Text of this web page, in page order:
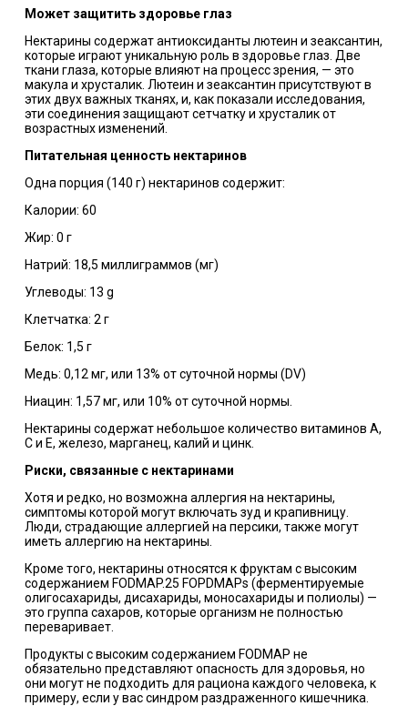
Может защитить здоровье глаз
Нектарины содержат антиоксиданты лютеин и зеаксантин,
которые играют уникальную роль в здоровье глаз. Две
ткани глаза, которые влияют на процесс зрения, — это
макула и хрусталик. Лютеин и зеаксантин присутствуют в
этих двух важных тканях, и, как показали исследования,
эти соединения защищают сетчатку и хрусталик от
возрастных изменений.
Питательная ценность нектаринов
Одна порция (140 г) нектаринов содержит:
Калории: 60
Жир: 0 г
Натрий: 18,5 миллиграммов (мг)
Углеводы: 13 g
Клетчатка: 2 г
Белок: 1,5 г
Медь: 0,12 мг, или 13% от суточной нормы (DV)
Ниацин: 1,57 мг, или 10% от суточной нормы.
Нектарины содержат небольшое количество витаминов А,
С и Е, железо, марганец, калий и цинк.
Риски, связанные с нектаринами
Хотя и редко, но возможна аллергия на нектарины,
симптомы которой могут включать зуд и крапивницу.
Люди, страдающие аллергией на персики, также могут
иметь аллергию на нектарины.
Кроме того, нектарины относятся к фруктам с высоким
содержанием FODMAP.25 FOPDMAPs (ферментируемые
олигосахариды, дисахариды, моносахариды и полиолы) —
это группа сахаров, которые организм не полностью
переваривает.
Продукты с высоким содержанием FODMAP не
обязательно представляют опасность для здоровья, но
они могут не подходить для рациона каждого человека, к
примеру, если у вас синдром раздраженного кишечника.